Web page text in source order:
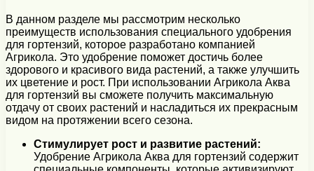
В данном разделе мы рассмотрим несколько
преимуществ использования специального удобрения
для гортензий, которое разработано компанией
Агрикола. Это удобрение поможет достичь более
здорового и красивого вида растений, а также улучшить
их цветение и рост. При использовании Агрикола Аква
для гортензий вы сможете получить максимальную
отдачу от своих растений и насладиться их прекрасным
видом на протяжении всего сезона.
Стимулирует рост и развитие растений:
Удобрение Агрикола Аква для гортензий содержит